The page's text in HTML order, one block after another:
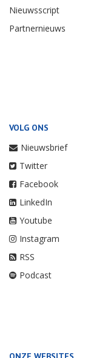
Nieuwsscript
Partnernieuws
VOLG ONS
Nieuwsbrief
Twitter
Facebook
LinkedIn
Youtube
Instagram
RSS
Podcast